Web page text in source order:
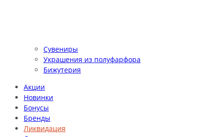
Сувениры
Украшения из полуфарфора
Бижутерия
Акции
Новинки
Бонусы
Бренды
Ликвидация